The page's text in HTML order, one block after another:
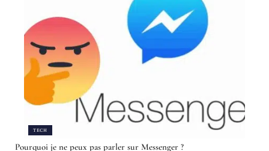
TECH
Pourquoi je ne peux pas parler sur Messenger ?